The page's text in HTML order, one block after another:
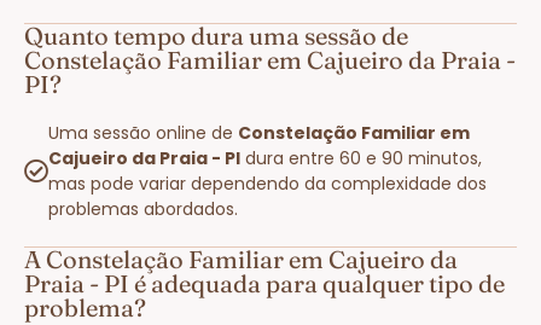
Quanto tempo dura uma sessão de
Constelação Familiar em Cajueiro da Praia -
PI?
Uma sessão online de Constelação Familiar em
Cajueiro da Praia - PI dura entre 60 e 90 minutos,
mas pode variar dependendo da complexidade dos
problemas abordados.
A Constelação Familiar em Cajueiro da
Praia - PI é adequada para qualquer tipo de
problema?